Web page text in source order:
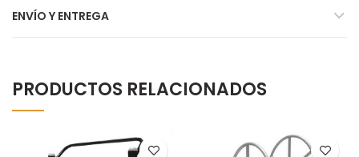
ENVÍO Y ENTREGA
PRODUCTOS RELACIONADOS